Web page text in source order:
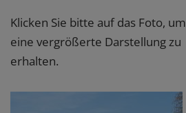
Klicken Sie bitte auf das Foto, um
eine vergrößerte Darstellung zu
erhalten.